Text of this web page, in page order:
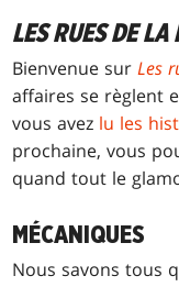
LES RUES DE
Bienvenue surLes
affaires se règlent
vous avez lu les
prochaine, vous
quand tout le
MÉCANIQUES
Nous savons tous